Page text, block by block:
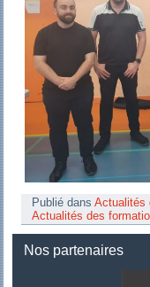
Publié dans Actualités
Actualités des
Nos partenaires